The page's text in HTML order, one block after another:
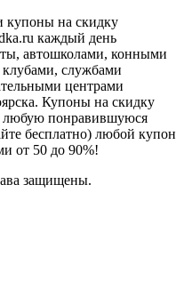
купоны на скидку
каждый день
автошколами, конными
службами
центрами
Купоны на скидку
любую понравившуюся
бесплатно) любой купон
от 50 до 90%!
защищены.